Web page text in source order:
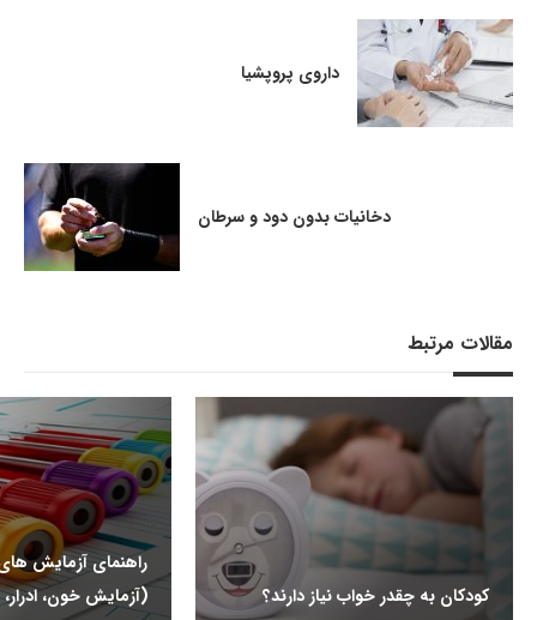
داروی پروپشیا
دخانیات بدون دود و سرطان
مقالات مرتبط
کودکان به چقدر خواب نیاز دارند؟
راهنمای آزمایش
(آزمایش خون،